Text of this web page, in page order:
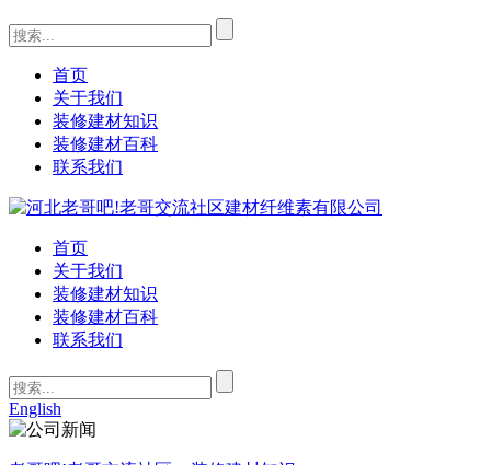
首页
关于我们
装修建材知识
装修建材百科
联系我们
首页
关于我们
装修建材知识
装修建材百科
联系我们
English